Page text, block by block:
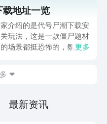
问题，就让我们一起在下
下吧。
地址一览
介绍的是代号尸潮下载安
玩法，这是一款僵尸题材
场景都挺恐怖的，氛围营
玩家就想问代号尸潮下载
编接着往下看看这款游戏
更多
最新资讯